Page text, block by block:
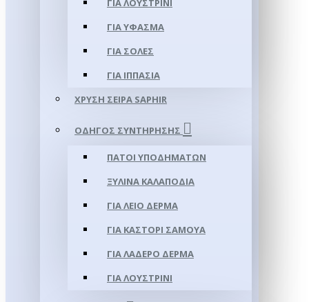
ΓΙΑ ΛΟΥΣΤΡΊΝΙ
ΓΙΑ ΥΦΑΣΜΑ
ΓΙΑ ΣΌΛΕΣ
ΓΙΑ ΙΠΠΑΣΊΑ
ΧΡΥΣΉ ΣΕΙΡΆ SAPHIR
ΟΔΗΓΌΣ ΣΥΝΤΉΡΗΣΗΣ
ΠΆΤΟΙ ΥΠΟΔΗΜΆΤΩΝ
ΞΎΛΙΝΑ ΚΑΛΑΠΌΔΙΑ
ΓΙΑ ΛΕΊΟ ΔΈΡΜΑ
ΓΙΑ ΚΑΣΤΌΡΙ ΣΑΜΟΎΑ
ΓΙΑ ΛΑΔΕΡΌ ΔΈΡΜΑ
ΓΙΑ ΛΟΥΣΤΡΊΝΙ